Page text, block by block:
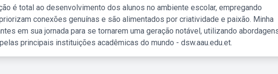
é total ao desenvolvimento dos alunos no ambiente escolar, empregando
conexões genuínas e são alimentados por criatividade e paixão. Minha
em sua jornada para se tornarem uma geração notável, utilizando
principais instituições acadêmicas do mundo - dsw.aau.edu.et.